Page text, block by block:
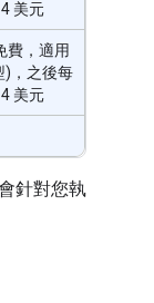
美元
費，適用
)，之後每
美元
針對您執